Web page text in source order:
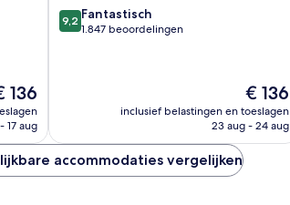
136
17 aug
9.2
van
9,2 Fantastisch
1.847 beoordelingen
De
prijs
is
€ 136
inclusief belastingen en toeslagen
23 aug - 24 aug
accommodaties vergelijken